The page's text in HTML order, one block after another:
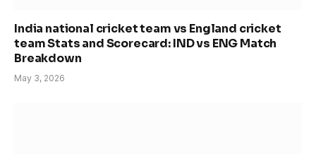
India national cricket team vs England cricket
team Stats and Scorecard: IND vs ENG Match
Breakdown
May 3, 2026